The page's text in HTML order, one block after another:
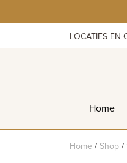
to
LOCATIES EN
Home
Home / Shop /